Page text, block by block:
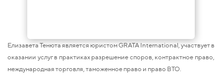
Елизавета Тенюта является юристом GRATA International, участвует в
оказании услуг в практиках разрешение споров, контрактное право,
международная торговля, таможенное право и право ВТО.